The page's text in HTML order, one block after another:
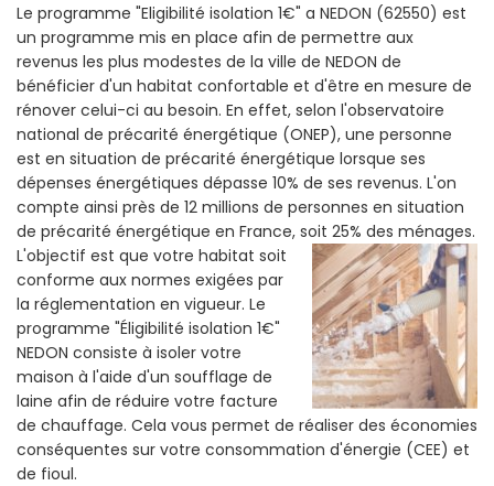
Le programme "Eligibilité isolation 1€" a NEDON (62550) est
un programme mis en place afin de permettre aux
revenus les plus modestes de la ville de NEDON de
bénéficier d'un habitat confortable et d'être en mesure de
rénover celui-ci au besoin. En effet, selon l'observatoire
national de précarité énergétique (ONEP), une personne
est en situation de précarité énergétique lorsque ses
dépenses énergétiques dépasse 10% de ses revenus. L'on
compte ainsi près de 12 millions de personnes en situation
de précarité énergétique en France, soit 25% des ménages.
L'objectif est que votre habitat soit
conforme aux normes exigées par
la réglementation en vigueur. Le
programme "Éligibilité isolation 1€"
NEDON consiste à isoler votre
maison à l'aide d'un soufflage de
laine afin de réduire votre facture
de chauffage. Cela vous permet de réaliser des économies
conséquentes sur votre consommation d'énergie (CEE) et
de fioul.